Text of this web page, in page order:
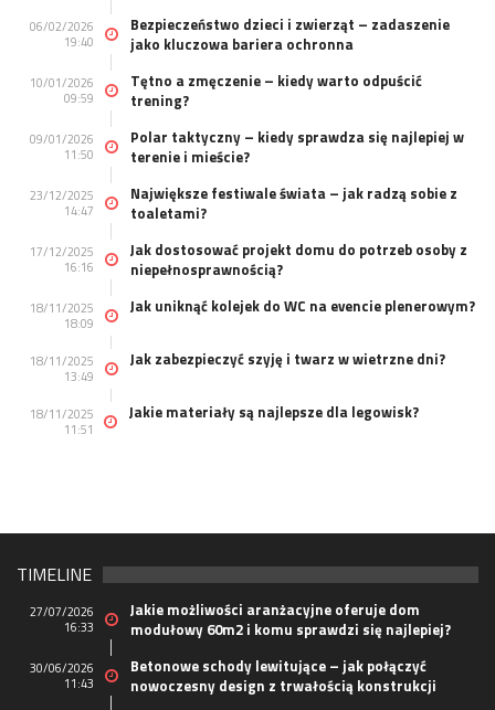
06/02/2026
19:40
Bezpieczeństwo dzieci i zwierząt – zadaszenie
jako kluczowa bariera ochronna
10/01/2026
09:59
Tętno a zmęczenie – kiedy warto odpuścić
trening?
09/01/2026
11:50
Polar taktyczny – kiedy sprawdza się najlepiej w
terenie i mieście?
23/12/2025
14:47
Największe festiwale świata – jak radzą sobie z
toaletami?
17/12/2025
16:16
Jak dostosować projekt domu do potrzeb osoby z
niepełnosprawnością?
18/11/2025
18:09
Jak uniknąć kolejek do WC na evencie plenerowym?
18/11/2025
13:49
Jak zabezpieczyć szyję i twarz w wietrzne dni?
18/11/2025
11:51
Jakie materiały są najlepsze dla legowisk?
TIMELINE
27/07/2026
16:33
Jakie możliwości aranżacyjne oferuje dom
modułowy 60m2 i komu sprawdzi się najlepiej?
30/06/2026
11:43
Betonowe schody lewitujące – jak połączyć
nowoczesny design z trwałością konstrukcji